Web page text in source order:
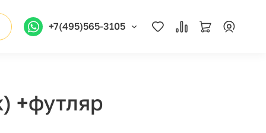
+7(495)565-3105
+футляр